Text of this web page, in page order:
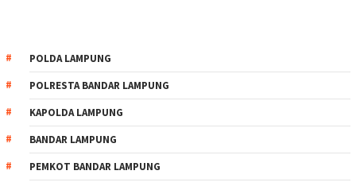
POLDA LAMPUNG
POLRESTA BANDAR LAMPUNG
KAPOLDA LAMPUNG
BANDAR LAMPUNG
PEMKOT BANDAR LAMPUNG